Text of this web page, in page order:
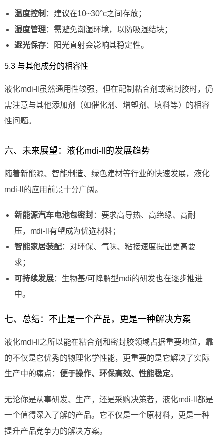
温度控制 ：建议在10~30°c之间存放；
湿度管理：需避免潮湿环境，以防吸湿结块；
避光保存：阳光直射会影响其稳定性。
5.3 与其他成分的相容性
液化mdi-ll虽然通用性较强，但在配制粘合剂或密封胶时，仍
需注意与其他添加剂（如催化剂、增塑剂、填料等）的相容
性问题。
六、未来展望：液化mdi-ll的发展趋势
随着新能源、智能制造、绿色建材等行业的快速发展，液化
mdi-ll的应用前景十分广阔。
新能源汽车电池包密封：要求高导热、高绝缘、高耐
压，mdi-ll有望成为优选材料；
智能家居装配：对环保、气味、粘接速度提出更高要
求；
可持续发展：生物基/可降解型mdi的研发也在逐步推进
中。
七、总结：不止是一个产品，更是一种解决方案
液化mdi-ll之所以能在粘合剂和密封胶领域占据重要地位，靠
的不仅是它优秀的物理化学性能，更重要的是它解决了实际
生产中的痛点： 便于操作、环保高效、性能稳定。
无论你是从事研发、生产，还是采购决策者，液化mdi-ll都是
一个值得深入了解的产品。它不仅是一个原材料，更是一种
提升产品竞争力的解决方案。